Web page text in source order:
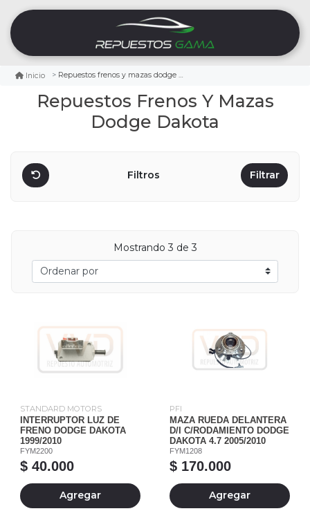
Inicio Repuestos frenos y mazas dodge dakota
Repuestos Frenos Y Mazas
Dodge Dakota
Filtros Filtrar
Mostrando3 de 3
STANDARD MOTORS
INTERRUPTOR LUZ DE
FRENO DODGE DAKOTA
1999/2010
FYM2200
$ 40.000
Agregar
PFI
MAZA RUEDA DELANTERA
D/I C/RODAMIENTO DODGE
DAKOTA 4.7 2005/2010
FYM1208
$ 170.000
Agregar